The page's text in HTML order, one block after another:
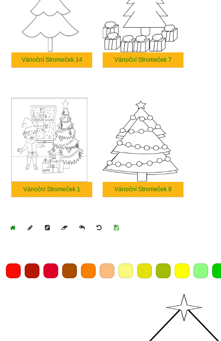
Vánoční Stromeček 14 Vánoční Stromeček 7
Vánoční Stromeček 1 Vánoční Stromeček 9